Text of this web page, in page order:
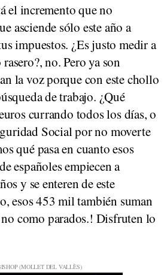
el incremento que no
asciende sólo este año a
impuestos. ¿Es justo medir a
no. Pero ya son
la voz porque con este chollo
de trabajo. ¿Qué
currando todos los días, o
Social por no moverte
qué pasa en cuanto esos
españoles empiecen a
y se enteren de este
esos 453 mil también suman
como parados.! Disfruten lo